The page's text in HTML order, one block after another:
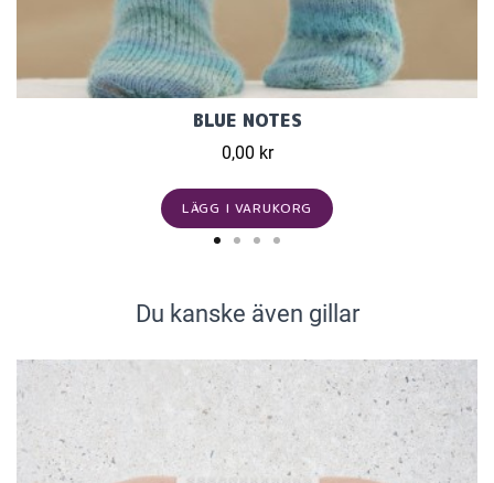
BLUE NOTES
0,00 kr
LÄGG I VARUKORG
Du kanske även gillar